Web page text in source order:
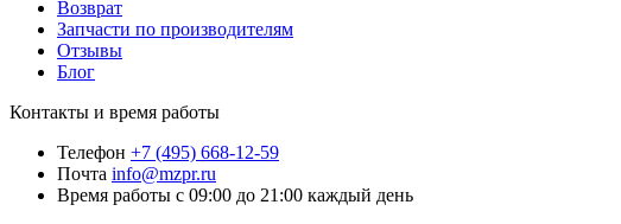
Возврат
Запчасти по производителям
Отзывы
Блог
Контакты и время работы
Телефон +7 (495) 668-12-59
Почта info@mzpr.ru
Время работы с 09:00 до 21:00 каждый день